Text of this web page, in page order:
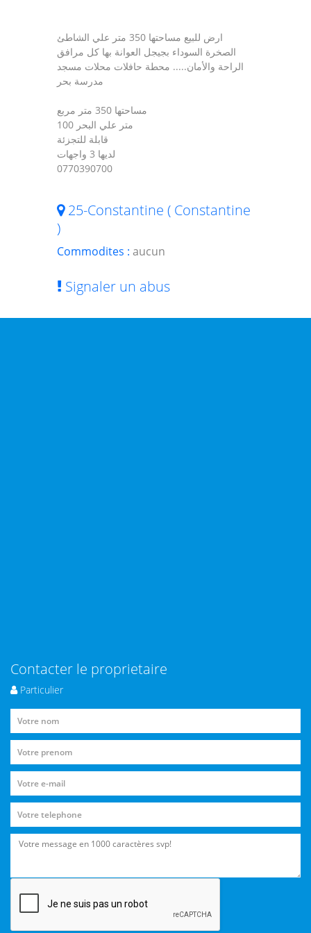
ارض للبيع مساحتها 350 متر علي الشاطئ
الصخرة السوداء بجيجل العوانة بها كل مرافق
الراحة والأمان..... محطة حافلات محلات مسجد
مدرسة بحر
مساحتها 350 متر مربع
100 متر علي البحر
قابلة للتجزئة
لديها 3 واجهات
0770390700
25-Constantine ( Constantine
)
Commodites :aucun
Signaler un abus
Contacter le proprietaire
Particulier